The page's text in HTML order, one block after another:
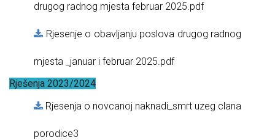
drugog radnog mjesta februar 2025.pdf
Rjesenje o obavljanju poslova drugog radnog
mjesta _januar i februar 2025.pdf
Rješenja 2023/2024
Rjesenja o novcanoj naknadi_smrt uzeg clana
porodice3